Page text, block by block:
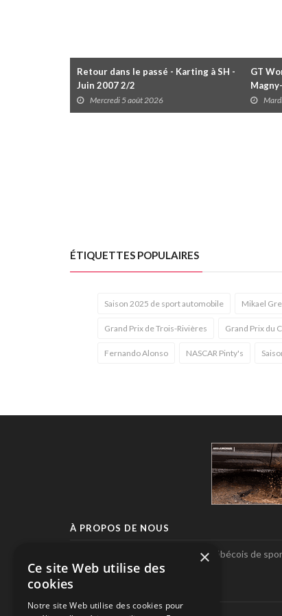
Retour dans le passé - Karting à SH -
Juin 2007 2/2
Mercredi 5 août 2026
GT
ÉTIQUETTES POPULAIRES
Saison 2025 de sport automobile Mikael
Grand Prix de Trois-Rivières Grand Prix du
Fernando Alonso NASCAR Pinty's
À PROPOS DE NOUS
Pole-Position, le seul magazine québécois de
automobile.
SUIVEZ-NOUS
×
Ce site Web utilise des
cookies
Notre site Web utilise des cookies pour